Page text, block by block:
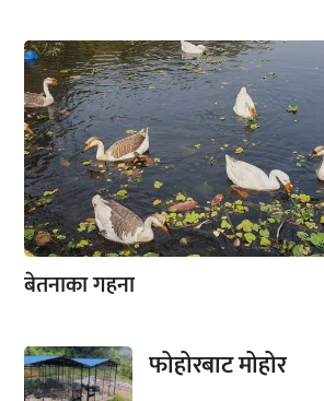
बेतनाका गहना
फोहोरबाट मोहोर